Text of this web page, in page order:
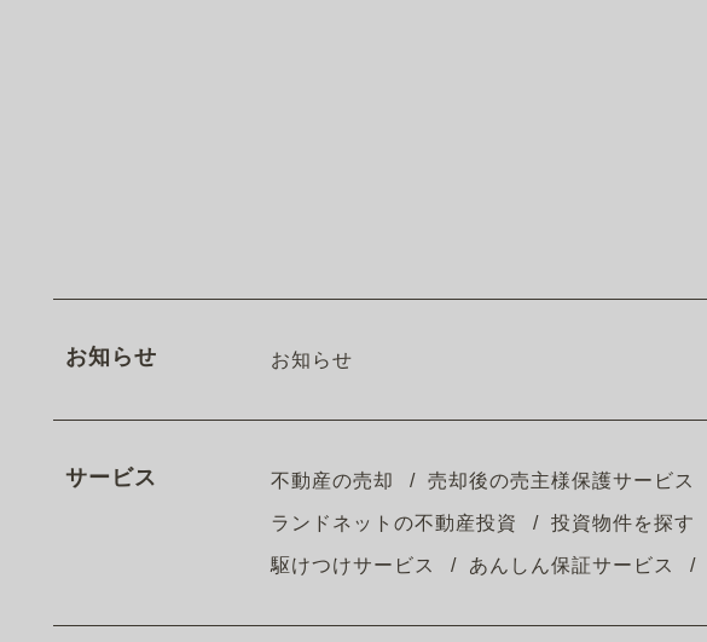
お知らせ お知らせ
サービス 不動産の売却 売却後の売主様保護サービス
ランドネットの不動産投資 投資物件を探す
駆けつけサービス あんしん保証サービス